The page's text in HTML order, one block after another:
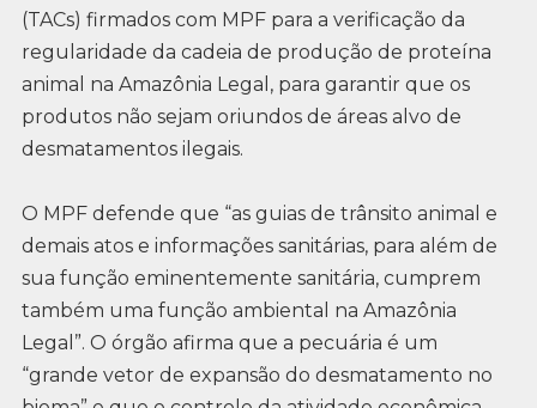
(TACs) firmados com MPF para a verificação da
regularidade da cadeia de produção de proteína
animal na Amazônia Legal, para garantir que os
produtos não sejam oriundos de áreas alvo de
desmatamentos ilegais.
O MPF defende que “as guias de trânsito animal e
demais atos e informações sanitárias, para além de
sua função eminentemente sanitária, cumprem
também uma função ambiental na Amazônia
Legal”. O órgão afirma que a pecuária é um
“grande vetor de expansão do desmatamento no